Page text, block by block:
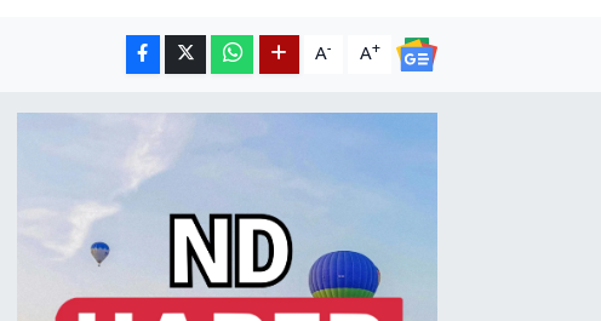
A- A+